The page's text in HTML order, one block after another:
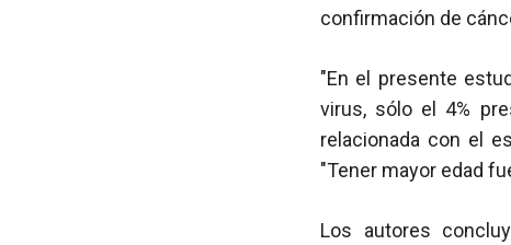
confirmación de
"En el presente
virus, sólo el 4%
relacionada con el
"Tener mayor edad
Los autores